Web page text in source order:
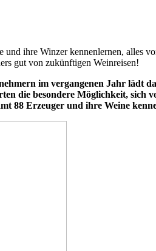
ihre Winzer kennenlernen, alles
gut von zukünftigen Weinreisen!
im vergangenen Jahr lädt
die besondere Möglichkeit,
88 Erzeuger und ihre Weine